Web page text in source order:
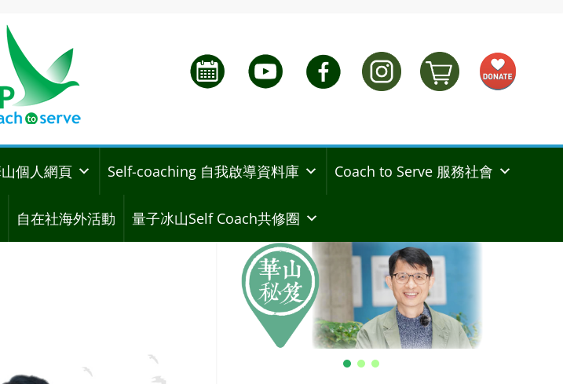
個人網頁 Self-coaching 自我啟導資料庫 Coach to Serve 服務社會
自在社海外活動 量子冰山Self Coach共修圈